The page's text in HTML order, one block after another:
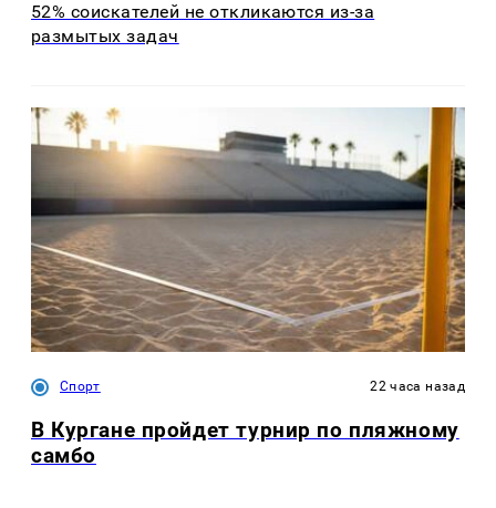
52% соискателей не откликаются из-за
размытых задач
Спорт 22 часа назад
В Кургане пройдет турнир по пляжному
самбо